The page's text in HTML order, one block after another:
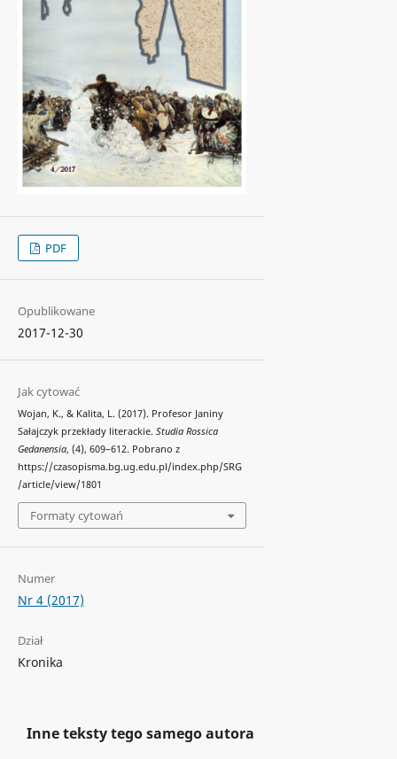
PDF
Opublikowane
2017-12-30
Jak cytować
Wojan, K., & Kalita, L. (2017). Profesor Janiny
Sałajczyk przekłady literackie. Studia Rossica
Gedanensia, (4), 609–612. Pobrano z
https://czasopisma.bg.ug.edu.pl/index.php/SRG
/article/view/1801
Formaty cytowań
Numer
Nr 4 (2017)
Dział
Kronika
Inne teksty tego samego autora